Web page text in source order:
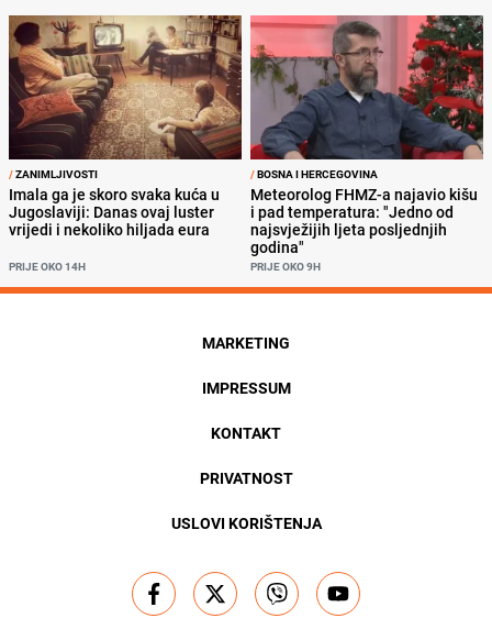
/ZANIMLJIVOSTI
Imala ga je skoro svaka kuća u
Jugoslaviji: Danas ovaj luster
vrijedi i nekoliko hiljada eura
PRIJE OKO 14H
/BOSNA I HERCEGOVINA
Meteorolog FHMZ-a najavio kišu
i pad temperatura: "Jedno od
najsvježijih ljeta posljednjih
godina"
PRIJE OKO 9H
MARKETING
IMPRESSUM
KONTAKT
PRIVATNOST
USLOVI KORIŠTENJA